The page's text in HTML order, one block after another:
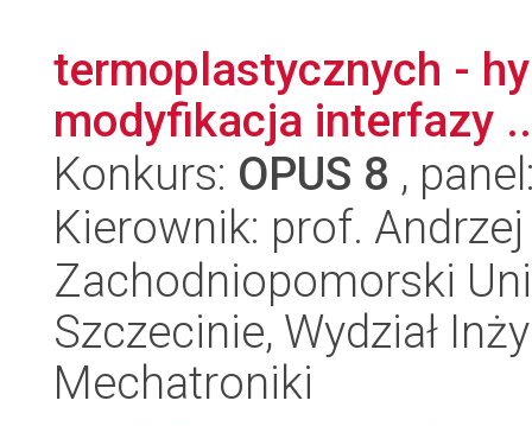
termoplastycznych -
modyfikacja interfazy
Konkurs: OPUS 8 ,
Kierownik: prof. Andrzej
Zachodniopomorski
Szczecinie, Wydział
Mechatroniki